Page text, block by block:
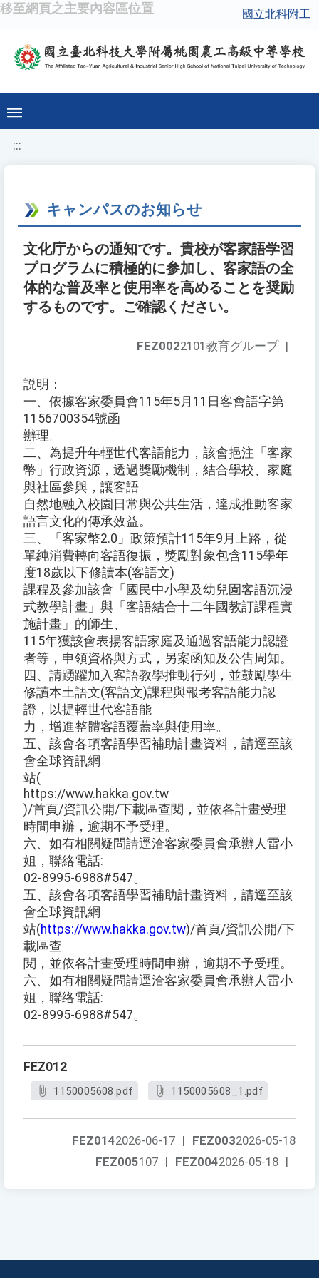
移至網頁之主要內容區位置 國立北科附工
:::
キャンパスのお知らせ
文化庁からの通知です。貴校が客家語学習
プログラムに積極的に参加し、客家語の全
体的な普及率と使用率を高めることを奨励
するものです。ご確認ください。
FEZ0022101教育グループ |
説明：
一、依據客家委員會115年5月11日客會語字第
1156700354號函
辦理。
二、為提升年輕世代客語能力，該會挹注「客家
幣」行政資源，透過獎勵機制，結合學校、家庭
與社區參與，讓客語
自然地融入校園日常與公共生活，達成推動客家
語言文化的傳承效益。
三、「客家幣2.0」政策預計115年9月上路，從
單純消費轉向客語復振，獎勵對象包含115學年
度18歲以下修讀本(客語文)
課程及參加該會「國民中小學及幼兒園客語沉浸
式教學計畫」與「客語結合十二年國教訂課程實
施計畫」的師生、
115年獲該會表揚客語家庭及通過客語能力認證
者等，申領資格與方式，另案函知及公告周知。
四、請踴躍加入客語教學推動行列，並鼓勵學生
修讀本土語文(客語文)課程與報考客語能力認
證，以提輕世代客語能
力，增進整體客語覆蓋率與使用率。
五、該會各項客語學習補助計畫資料，請逕至該
會全球資訊網
站(
https://www.hakka.gov.tw
)/首頁/資訊公開/下載區查閱，並依各計畫受理
時間申辦，逾期不予受理。
六、如有相關疑問請逕洽客家委員會承辦人雷小
姐，聯絡電話:
02-8995-6988#547。
五、該會各項客語學習補助計畫資料，請逕至該
會全球資訊網
站(https://www.hakka.gov.tw)/首頁/資訊公開/下
載區查
閱，並依各計畫受理時間申辦，逾期不予受理。
六、如有相關疑問請逕洽客家委員會承辦人雷小
姐，聯络電話:
02-8995-6988#547。
FEZ012
1150005608.pdf 1150005608_1.pdf
FEZ0032026-05-18
FEZ0142026-06-17 |
FEZ0042026-05-18 |
FEZ005107 |